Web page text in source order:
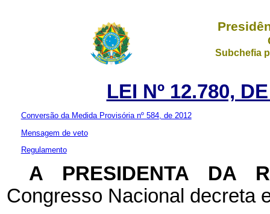
Subchefia
LEI Nº 12.780,
Conversão da Medida Provisória nº 584, de 2012
Mensagem de veto
Regulamento
A PRESIDENTA DA
Congresso Nacional decreta